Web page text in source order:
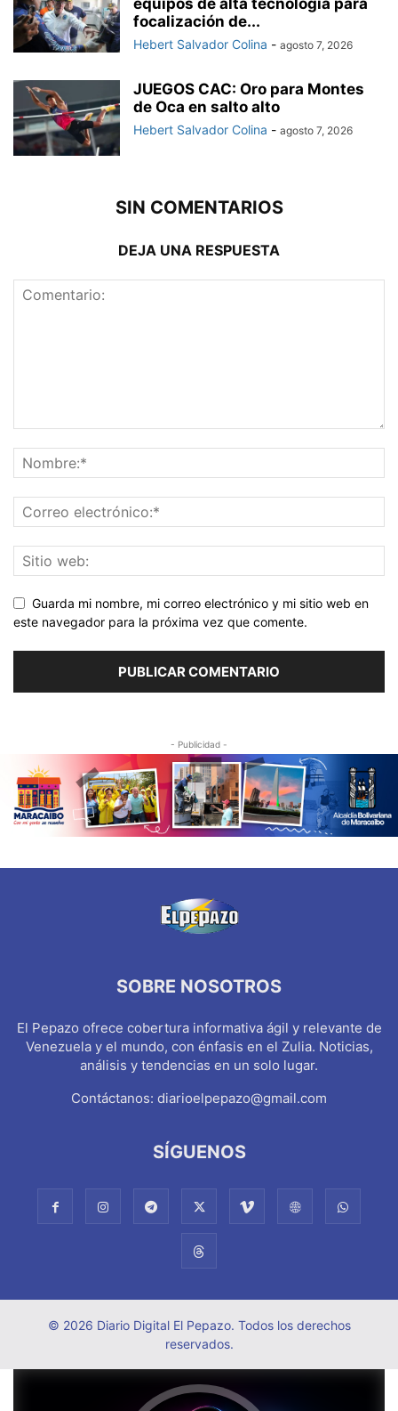
focalización de...
Hebert Salvador Colina - agosto 7, 2026
JUEGOS CAC: Oro para Montes
de Oca en salto alto
Hebert Salvador Colina - agosto 7, 2026
SIN COMENTARIOS
DEJA UNA RESPUESTA
Guarda mi nombre, mi correo electrónico y mi sitio web en
este navegador para la próxima vez que comente.
- Publicidad -
SOBRE NOSOTROS
El Pepazo ofrece cobertura informativa ágil y relevante de
Venezuela y el mundo, con énfasis en el Zulia. Noticias,
análisis y tendencias en un solo lugar.
Contáctanos: diarioelpepazo@gmail.com
SÍGUENOS
© 2026 Diario Digital El Pepazo. Todos los derechos
reservados.